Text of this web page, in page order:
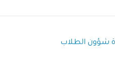
شؤون الطلاب